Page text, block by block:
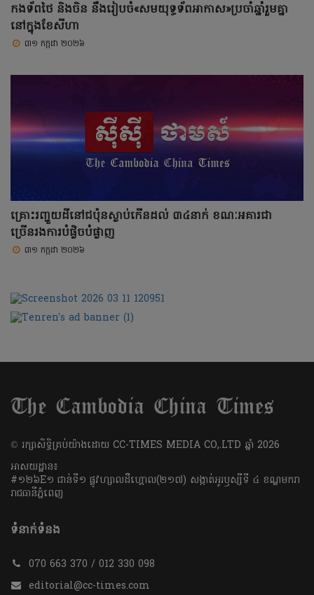
កងទ័ពថៃ និងចិន នឹងរៀបចំ«សមយុទ្ធទ័ពអាកាស»ប្រចាំឆ្នាំរួមគ្នា
នៅក្នុងខែសីហា
៣១ កក្កដា ២០២៦
គ្រោះរញ្ជួយដីនៅជប៉ុនស្លាប់កើនដល់ ៣៤នាក់ ខណៈអគារជា
ច្រើនរងការបំផ្លិចបំផ្លាញ
៣១ កក្កដា ២០២៦
​© រក្សា​សិទ្ធិ​គ្រប់​យ៉ាង​ដោយ​ CC-TIMES MEDIA CO,.LTD ឆ្នាំ​ 2026
អាសយដ្ឋាន៖
#១២៦E១ ជាន់ទី១ ផ្លូវហ្សាលដឺហ្គោល(២១៧) សង្កាត់អូរឫស្សីទី ៤ ខណ្ឌមករា
រាជធានីភ្នំពេញ
ទំនាក់ទំនង
070 663 370 / 012 330 098
editorial@cc-times.com